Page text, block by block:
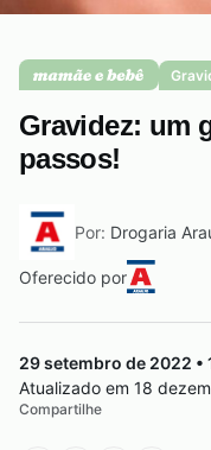
Gravidez: um
passos!
Por: Drogaria
Oferecido por
29 setembro de 2022 •
Atualizado em 18
Compartilhe